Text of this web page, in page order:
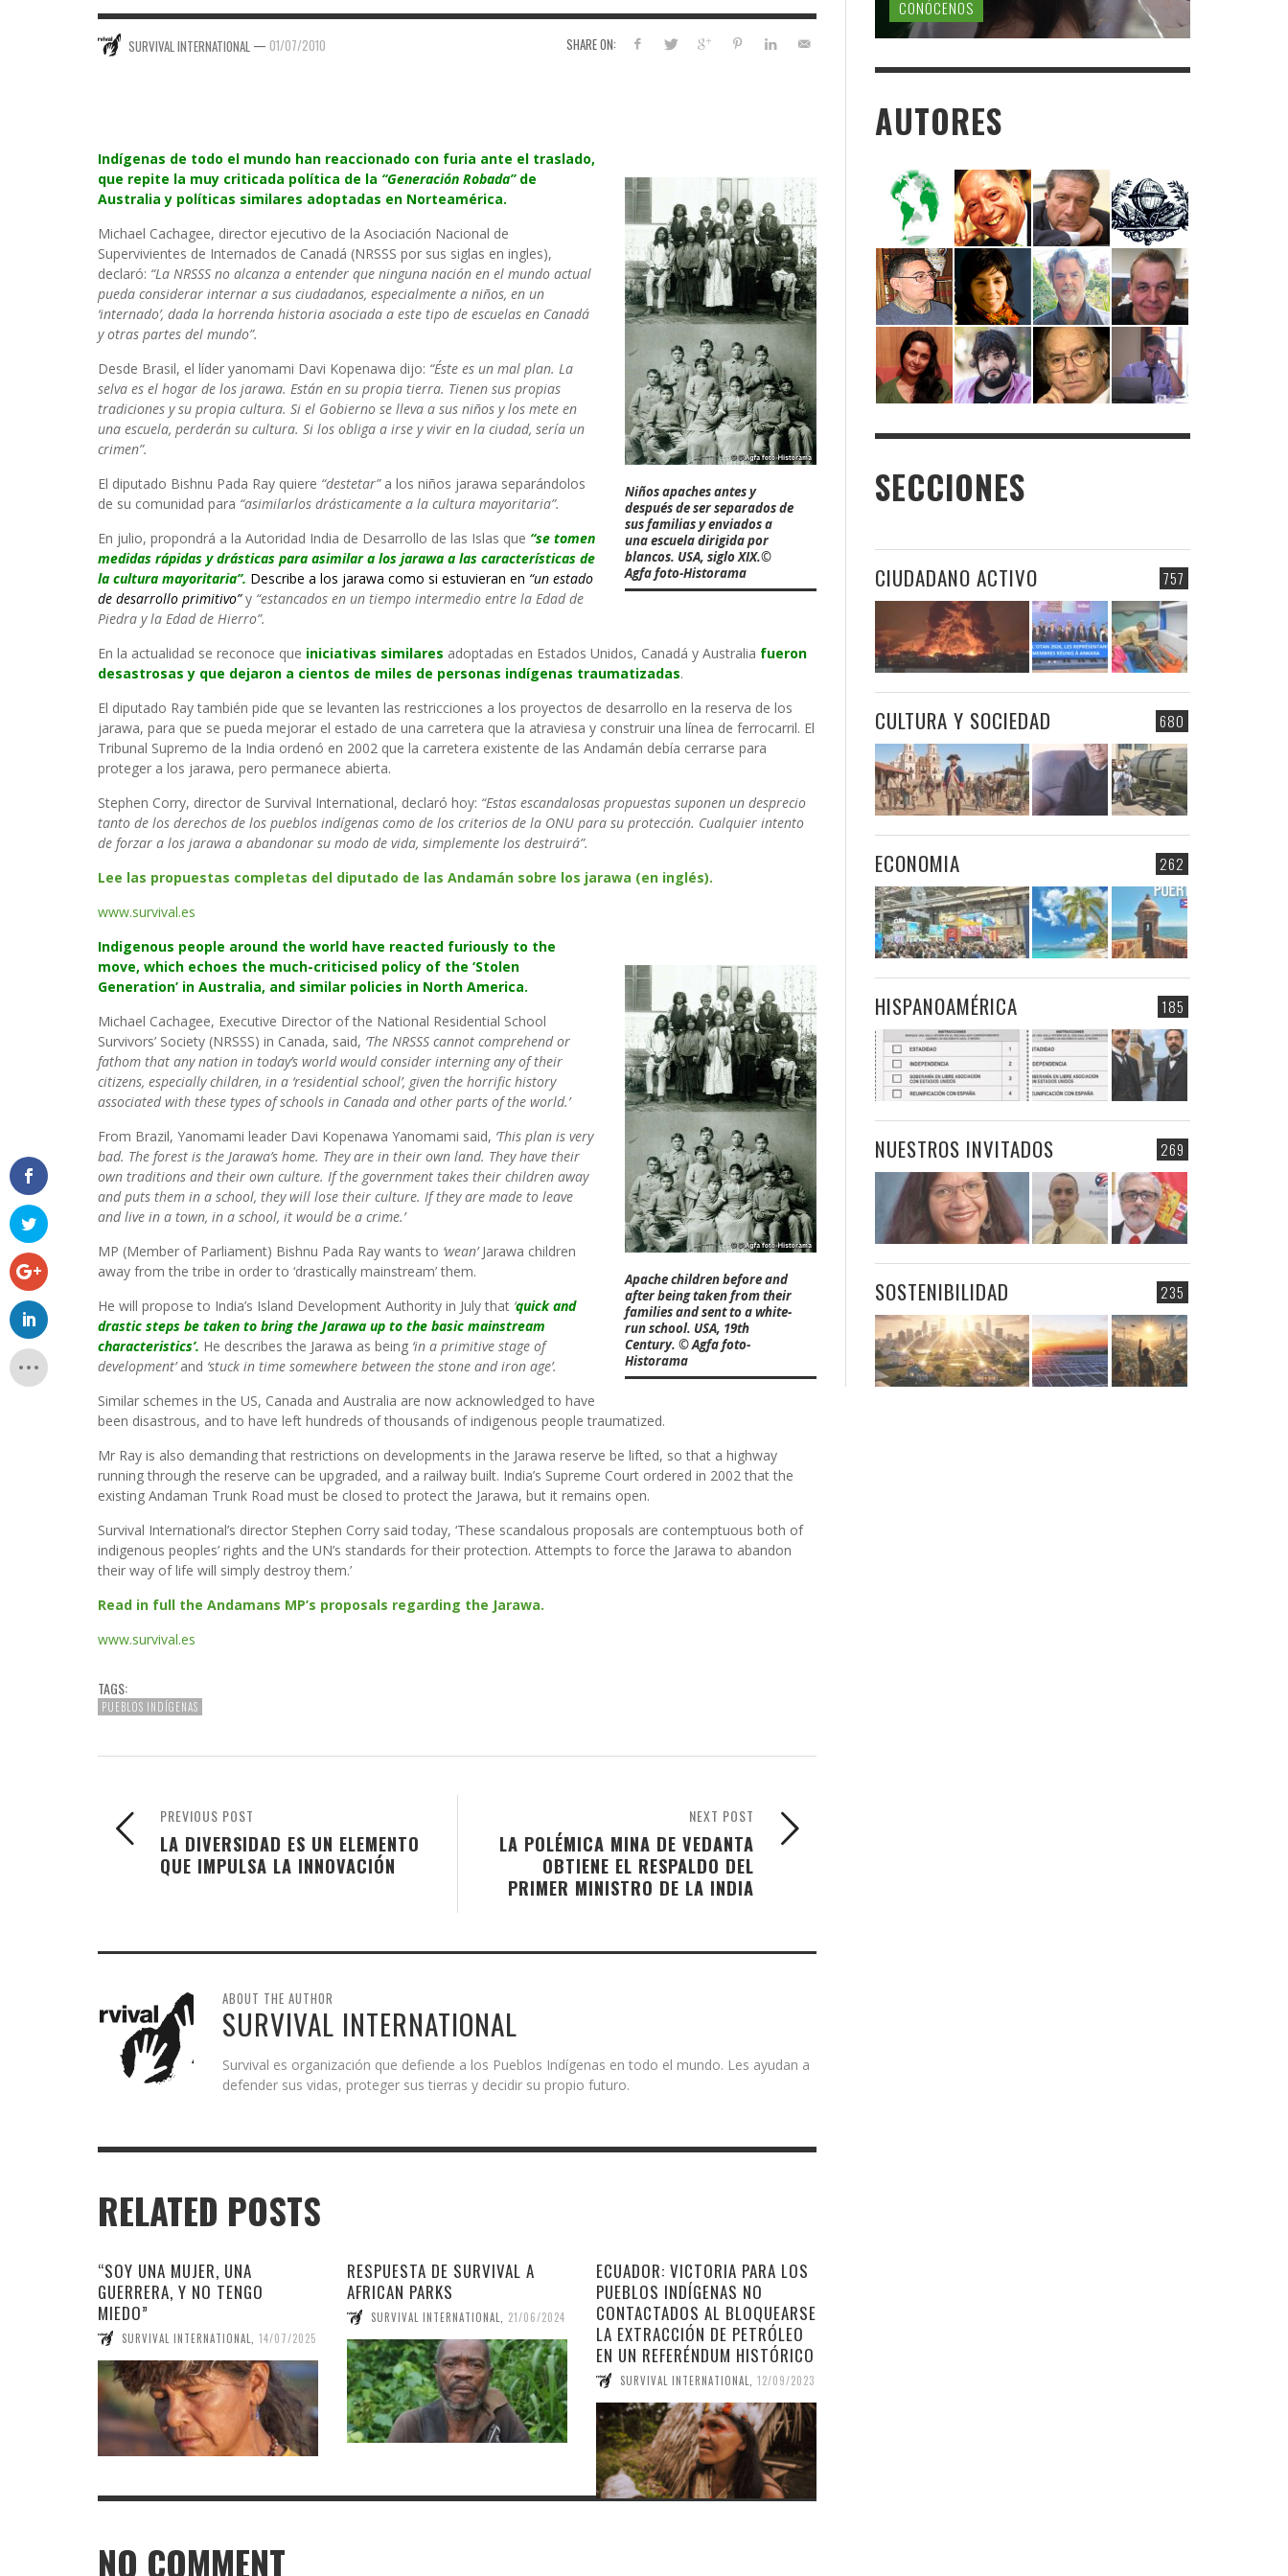
SHARE ON:
SURVIVAL INTERNATIONAL — 01/07/2010
Niños apaches antes y
después de ser separados de
sus familias y enviados a
una escuela dirigida por
blancos. USA, siglo XIX.©
Agfa foto-Historama
Indígenas de todo el mundo han reaccionado con furia ante el traslado,
que repite la muy criticada política de la “Generación Robada”de
Australia y políticas similares adoptadas en Norteamérica.
Michael Cachagee, director ejecutivo de la Asociación Nacional de
Supervivientes de Internados de Canadá (NRSSS por sus siglas en ingles),
declaró: “La NRSSS no alcanza a entender que ninguna nación en el mundo actual
pueda considerar internar a sus ciudadanos, especialmente a niños, en un
‘internado’, dada la horrenda historia asociada a este tipo de escuelas en Canadá
y otras partes del mundo”.
Desde Brasil, el líder yanomami Davi Kopenawa dijo: “Éste es un mal plan. La
selva es el hogar de los jarawa. Están en su propia tierra. Tienen sus propias
tradiciones y su propia cultura. Si el Gobierno se lleva a sus niños y los mete en
una escuela, perderán su cultura. Si los obliga a irse y vivir en la ciudad, sería un
crimen”.
El diputado Bishnu Pada Ray quiere “destetar”a los niños jarawa separándolos
de su comunidad para “asimilarlos drásticamente a la cultura mayoritaria”.
En julio, propondrá a la Autoridad India de Desarrollo de las Islas que “se tomen
medidas rápidas y drásticas para asimilar a los jarawa a las características de
la cultura mayoritaria”. Describe a los jarawa como si estuvieran en “un estado
de desarrollo primitivo” y “estancados en un tiempo intermedio entre la Edad de
Piedra y la Edad de Hierro”.
En la actualidad se reconoce que iniciativas similares adoptadas en Estados Unidos, Canadá y Australia fueron
desastrosas y que dejaron a cientos de miles de personas indígenas traumatizadas.
El diputado Ray también pide que se levanten las restricciones a los proyectos de desarrollo en la reserva de los
jarawa, para que se pueda mejorar el estado de una carretera que la atraviesa y construir una línea de ferrocarril. El
Tribunal Supremo de la India ordenó en 2002 que la carretera existente de las Andamán debía cerrarse para
proteger a los jarawa, pero permanece abierta.
Stephen Corry, director de Survival International, declaró hoy: “Estas escandalosas propuestas suponen un desprecio
tanto de los derechos de los pueblos indígenas como de los criterios de la ONU para su protección. Cualquier intento
de forzar a los jarawa a abandonar su modo de vida, simplemente los destruirá”.
Lee las propuestas completas del diputado de las Andamán sobre los jarawa (en inglés).
www.survival.es
Apache children before and
after being taken from their
families and sent to a white-
run school. USA, 19th
Century. © Agfa foto-
Historama
Indigenous people around the world have reacted furiously to the
move, which echoes the much-criticised policy of the ‘Stolen
Generation’ in Australia, and similar policies in North America.
Michael Cachagee, Executive Director of the National Residential School
Survivors’ Society (NRSSS) in Canada, said, ‘The NRSSS cannot comprehend or
fathom that any nation in today’s world would consider interning any of their
citizens, especially children, in a ‘residential school’, given the horrific history
associated with these types of schools in Canada and other parts of the world.’
From Brazil, Yanomami leader Davi Kopenawa Yanomami said, ‘This plan is very
bad. The forest is the Jarawa’s home. They are in their own land. They have their
own traditions and their own culture. If the government takes their children away
and puts them in a school, they will lose their culture. If they are made to leave
and live in a town, in a school, it would be a crime.’
MP (Member of Parliament) Bishnu Pada Ray wants to ‘wean’Jarawa children
away from the tribe in order to ‘drastically mainstream’ them.
He will propose to India’s Island Development Authority in July that ‘quick and
drastic steps be taken to bring the Jarawa up to the basic mainstream
characteristics’. He describes the Jarawa as being ‘in a primitive stage of
development’and ‘stuck in time somewhere between the stone and iron age’.
Similar schemes in the US, Canada and Australia are now acknowledged to have
been disastrous, and to have left hundreds of thousands of indigenous people traumatized.
Mr Ray is also demanding that restrictions on developments in the Jarawa reserve be lifted, so that a highway
running through the reserve can be upgraded, and a railway built. India’s Supreme Court ordered in 2002 that the
existing Andaman Trunk Road must be closed to protect the Jarawa, but it remains open.
Survival International’s director Stephen Corry said today, ‘These scandalous proposals are contemptuous both of
indigenous peoples’ rights and the UN’s standards for their protection. Attempts to force the Jarawa to abandon
their way of life will simply destroy them.’
Read in full the Andamans MP’s proposals regarding the Jarawa.
www.survival.es
TAGS:
PUEBLOS INDÍGENAS
NEXT POST
LA POLÉMICA MINA DE VEDANTA
OBTIENE EL RESPALDO DEL
PRIMER MINISTRO DE LA INDIA
PREVIOUS POST
LA DIVERSIDAD ES UN ELEMENTO
QUE IMPULSA LA INNOVACIÓN
ABOUT THE AUTHOR
SURVIVAL INTERNATIONAL
Survival es organización que defiende a los Pueblos Indígenas en todo el mundo. Les ayudan a
defender sus vidas, proteger sus tierras y decidir su propio futuro.
RELATED POSTS
“SOY UNA MUJER, UNA
GUERRERA, Y NO TENGO
MIEDO”
SURVIVAL INTERNATIONAL 14/07/2025
RESPUESTA DE SURVIVAL A
AFRICAN PARKS
SURVIVAL INTERNATIONAL 21/06/2024
ECUADOR: VICTORIA PARA LOS
PUEBLOS INDÍGENAS NO
CONTACTADOS AL BLOQUEARSE
LA EXTRACCIÓN DE PETRÓLEO
EN UN REFERÉNDUM HISTÓRICO
SURVIVAL INTERNATIONAL 12/09/2023
NO COMMENT
CONÓCENOS
AUTORES
SECCIONES
757
CIUDADANO ACTIVO
680
CULTURA Y SOCIEDAD
262
ECONOMIA
185
HISPANOAMÉRICA
269
NUESTROS INVITADOS
235
SOSTENIBILIDAD